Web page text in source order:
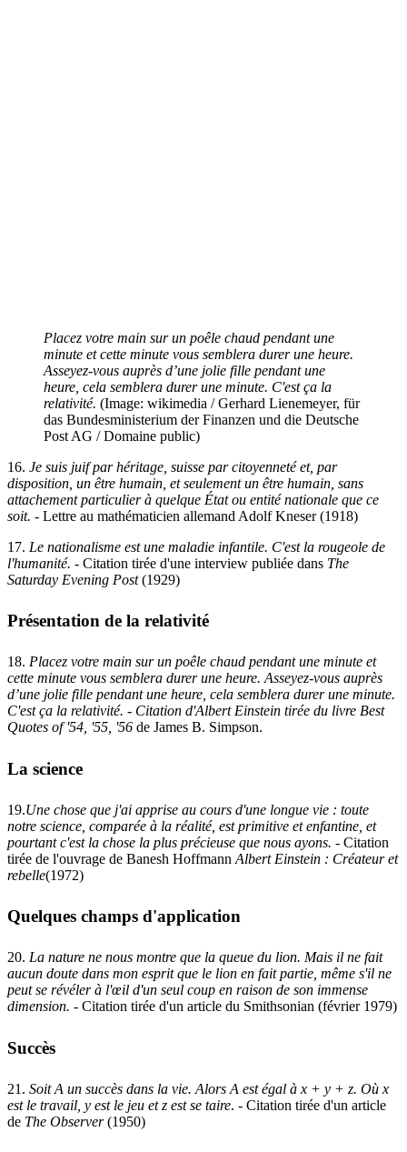
Placez votre main sur un poêle chaud pendant une
minute et cette minute vous semblera durer une heure.
Asseyez-vous auprès d’une jolie fille pendant une
heure, cela semblera durer une minute. C'est ça la
relativité. (Image: wikimedia / Gerhard Lienemeyer, für
das Bundesministerium der Finanzen und die Deutsche
Post AG / Domaine public)
16. Je suis juif par héritage, suisse par citoyenneté et, par
disposition, un être humain, et seulement un être humain, sans
attachement particulier à quelque État ou entité nationale que ce
soit. - Lettre au mathématicien allemand Adolf Kneser (1918)
17. Le nationalisme est une maladie infantile. C'est la rougeole de
l'humanité. - Citation tirée d'une interview publiée dans The
Saturday Evening Post(1929)
Présentation de la relativité
18. Placez votre main sur un poêle chaud pendant une minute et
cette minute vous semblera durer une heure. Asseyez-vous auprès
d’une jolie fille pendant une heure, cela semblera durer une minute.
C'est ça la relativité. - Citation d'Albert Einstein tirée du livre Best
Quotes of '54, '55, '56 de James B. Simpson.
La science
19.Une chose que j'ai apprise au cours d'une longue vie : toute
notre science, comparée à la réalité, est primitive et enfantine, et
pourtant c'est la chose la plus précieuse que nous ayons. - Citation
tirée de l'ouvrage de Banesh Hoffmann Albert Einstein : Créateur et
rebelle(1972)
Quelques champs d'application
20. La nature ne nous montre que la queue du lion. Mais il ne fait
aucun doute dans mon esprit que le lion en fait partie, même s'il ne
peut se révéler à l'œil d'un seul coup en raison de son immense
dimension. - Citation tirée d'un article du Smithsonian (février 1979)
Succès
21. Soit A un succès dans la vie. Alors A est égal à x + y + z. Où x
est le travail, y est le jeu et z est se taire. - Citation tirée d'un article
de The Observer(1950)